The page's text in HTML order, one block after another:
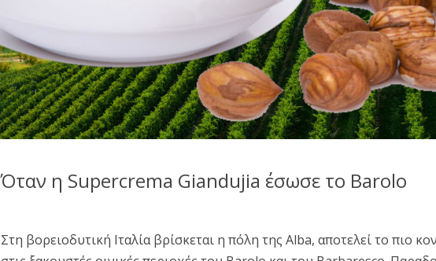
Όταν η Supercrema Giandujia έσωσε το Barolo
Στη βορειοδυτική Ιταλία βρίσκεται η πόλη της Alba, αποτελεί το πιο